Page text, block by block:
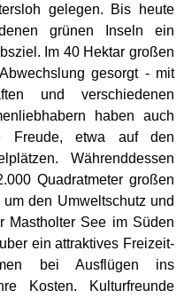
gelegen. Bis heute
grünen Inseln ein
Im 40 Hektar großen
gesorgt - mit
und verschiedenen
haben auch
Freude, etwa auf den
Währenddessen
Quadratmeter großen
den Umweltschutz und
Mastholter See im Süden
ein attraktives Freizeit-
bei Ausflügen ins
Kosten. Kulturfreunde